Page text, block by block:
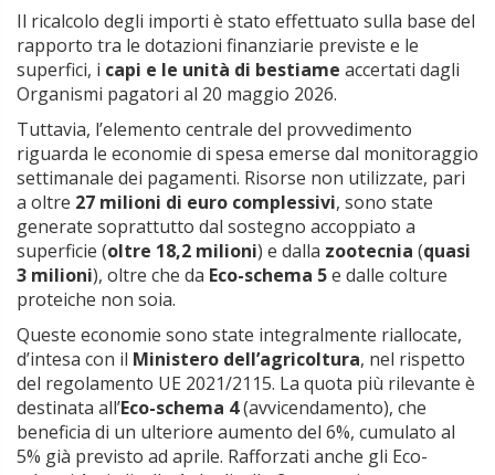
Il ricalcolo degli importi è stato effettuato sulla base del
rapporto tra le dotazioni finanziarie previste e le
superfici, i capi e le unità di bestiame accertati dagli
Organismi pagatori al 20 maggio 2026.
Tuttavia, l’elemento centrale del provvedimento
riguarda le economie di spesa emerse dal monitoraggio
settimanale dei pagamenti. Risorse non utilizzate, pari
a oltre 27 milioni di euro complessivi, sono state
generate soprattutto dal sostegno accoppiato a
superficie (oltre 18,2 milioni) e dalla zootecnia (quasi
3 milioni), oltre che da Eco-schema 5e dalle colture
proteiche non soia.
Queste economie sono state integralmente riallocate,
d’intesa con il Ministero dell’agricoltura, nel rispetto
del regolamento UE 2021/2115. La quota più rilevante è
destinata all’Eco-schema 4(avvicendamento), che
beneficia di un ulteriore aumento del 6%, cumulato al
5% già previsto ad aprile. Rafforzati anche gli Eco-